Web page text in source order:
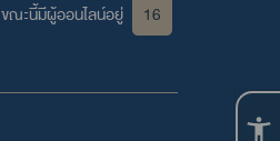
ขณะนี้มีผู้ออนไลน์อยู่ 16